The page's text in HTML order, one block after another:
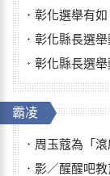
彰化選舉有如
彰化縣長選舉鄭
彰化縣長選舉鄭
霸凌
周玉蔻為「滾床
影／醒醒吧教育部